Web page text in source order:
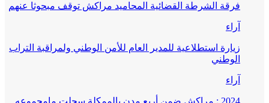
فرقة الشرطة القضائية المحاميد مراكش توقف مبحوثا عنهم
آراء
زيارة استطلاعية للمدير العام للأمن الوطني ولمراقبة التراب
الوطني
آراء
2024 : مراكش ضمن أربع مدن بالممكلة سجلت مامجموعه